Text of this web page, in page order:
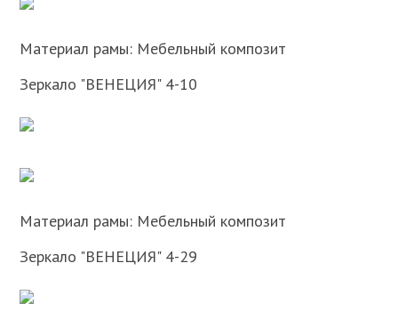
Материал рамы: Мебельный композит
Зеркало "ВЕНЕЦИЯ" 4-10
Материал рамы: Мебельный композит
Зеркало "ВЕНЕЦИЯ" 4-29